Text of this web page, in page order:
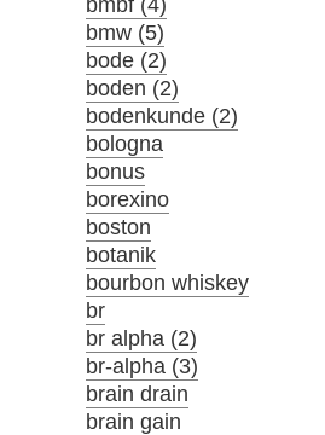
bmw (5)
bode (2)
boden (2)
bodenkunde (2)
bologna
bonus
borexino
boston
botanik
bourbon whiskey
br
br alpha (2)
br-alpha (3)
brain drain
brain gain